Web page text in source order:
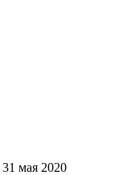
31 мая 2020